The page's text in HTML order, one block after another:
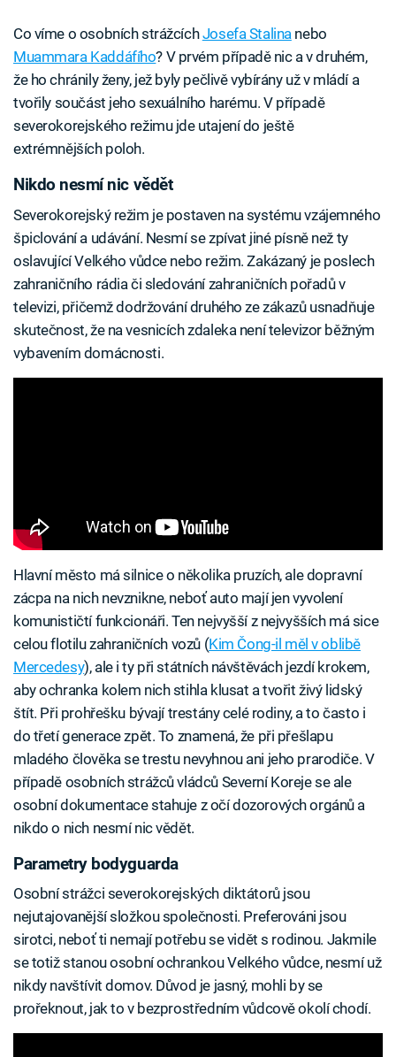
Co víme o osobních strážcíchJosefa Stalinanebo
Muammara Kaddáfího? V prvém případě nic a v druhém,
že ho chránily ženy, jež byly pečlivě vybírány už v mládí a
tvořily součást jeho sexuálního harému. V případě
severokorejského režimu jde utajení do ještě
extrémnějších poloh.
Nikdo nesmí nic vědět
Severokorejský režim je postaven na systému vzájemného
špiclování a udávání. Nesmí se zpívat jiné písně než ty
oslavující Velkého vůdce nebo režim. Zakázaný je poslech
zahraničního rádia či sledování zahraničních pořadů v
televizi, přičemž dodržování druhého ze zákazů usnadňuje
skutečnost, že na vesnicích zdaleka není televizor běžným
vybavením domácnosti.
Hlavní město má silnice o několika pruzích, ale dopravní
zácpa na nich nevznikne, neboť auto mají jen vyvolení
komunističtí funkcionáři. Ten nejvyšší z nejvyšších má sice
celou flotilu zahraničních vozů (Kim Čong-il měl v oblibě
Mercedesy), ale i ty při státních návštěvách jezdí krokem,
aby ochranka kolem nich stihla klusat a tvořit živý lidský
štít. Při prohřešku bývají trestány celé rodiny, a to často i
do třetí generace zpět. To znamená, že při přešlapu
mladého člověka se trestu nevyhnou ani jeho prarodiče. V
případě osobních strážců vládců Severní Koreje se ale
osobní dokumentace stahuje z očí dozorových orgánů a
nikdo o nich nesmí nic vědět.
Parametry bodyguarda
Osobní strážci severokorejských diktátorů jsou
nejutajovanější složkou společnosti. Preferováni jsou
sirotci, neboť ti nemají potřebu se vidět s rodinou. Jakmile
se totiž stanou osobní ochrankou Velkého vůdce, nesmí už
nikdy navštívit domov. Důvod je jasný, mohli by se
prořeknout, jak to v bezprostředním vůdcově okolí chodí.